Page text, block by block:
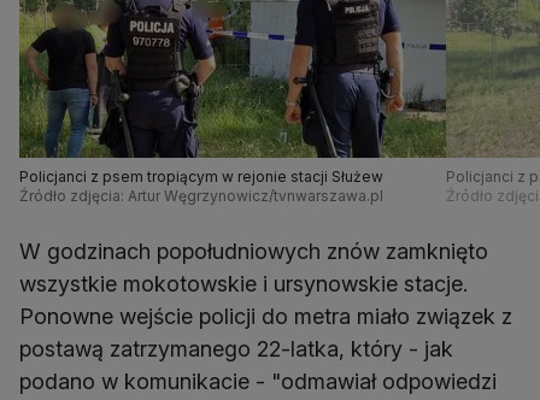
Policjanci z psem tropiącym w rejonie stacji Służew
Źródło zdjęcia: Artur Węgrzynowicz/tvnwarszawa.pl
Policjanci z
Źródło
W godzinach popołudniowych znów zamknięto
wszystkie mokotowskie i ursynowskie stacje.
Ponowne wejście policji do metra miało związek z
postawą zatrzymanego 22-latka, który - jak
podano w komunikacie - "odmawiał odpowiedzi